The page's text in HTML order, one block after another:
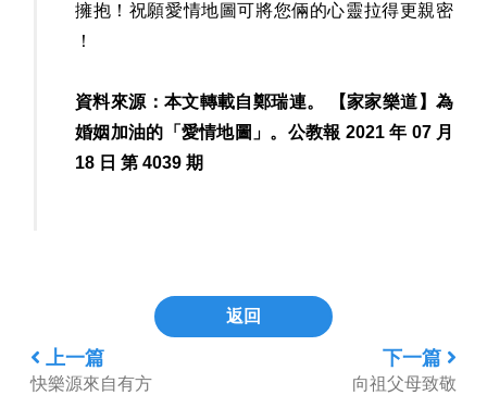
擁抱！祝願愛情地圖可將您倆的心靈拉得更親密
！
資料來源：本文轉載自鄭瑞連。 【家家樂道】為
婚姻加油的「愛情地圖」。公教報 2021 年 07 月
18 日 第 4039 期
上一篇
快樂源來自有方
返回
下一篇
向祖父母致敬